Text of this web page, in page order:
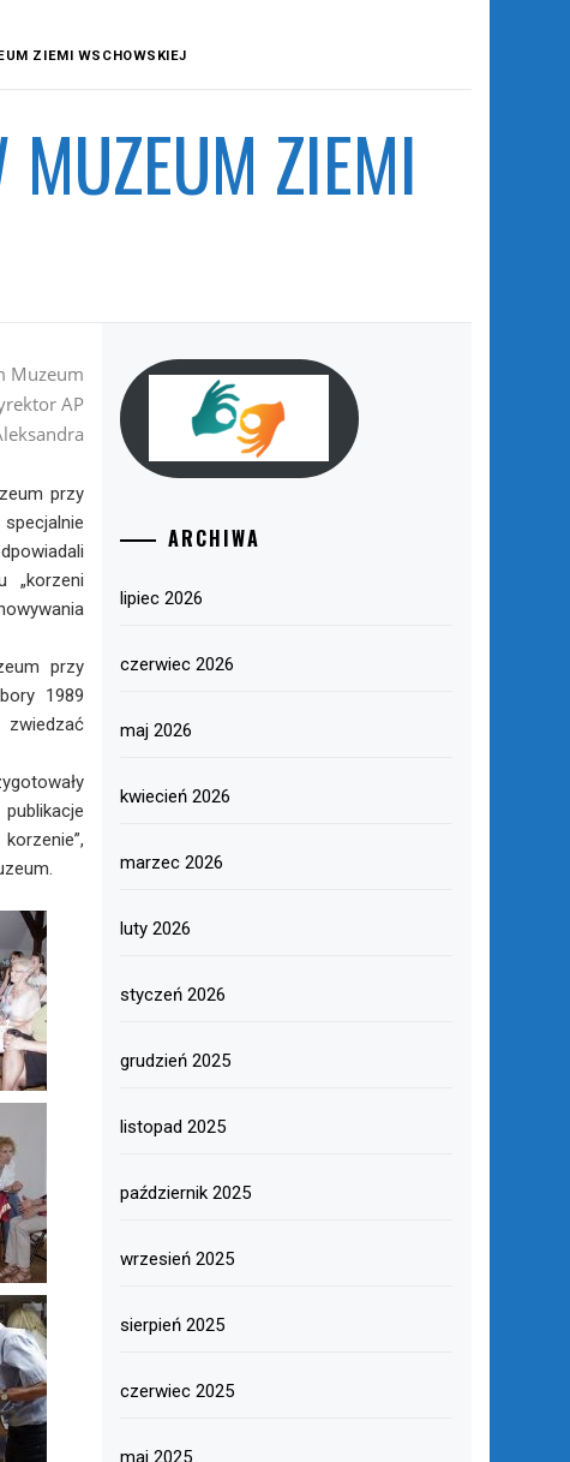
ZIEMI WSCHOWSKIEJ
ZIEMI
Muzeum
AP
przy
„korzeni
przy
1989
ARCHIWA
lipiec 2026
czerwiec 2026
maj 2026
kwiecień 2026
marzec 2026
luty 2026
styczeń 2026
grudzień 2025
listopad 2025
październik 2025
wrzesień 2025
sierpień 2025
czerwiec 2025
maj 2025